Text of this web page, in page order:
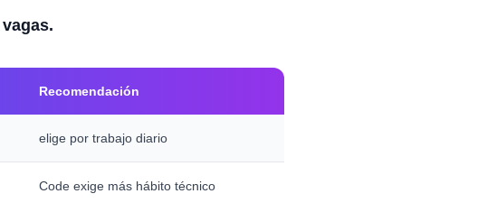
Recomendación
elige por trabajo diario
Code exige más hábito técnico